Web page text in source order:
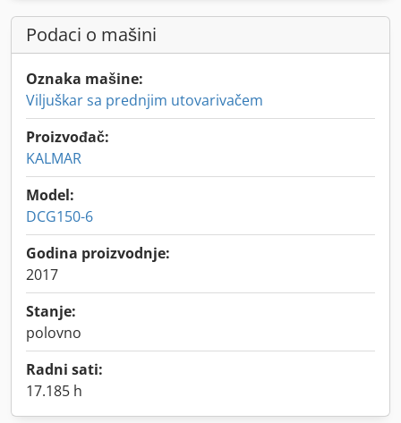
Podaci o mašini
Oznaka mašine:
Viljuškar sa prednjim utovarivačem
Proizvođač:
KALMAR
Model:
DCG150-6
Godina proizvodnje:
2017
Stanje:
polovno
Radni sati:
17.185 h